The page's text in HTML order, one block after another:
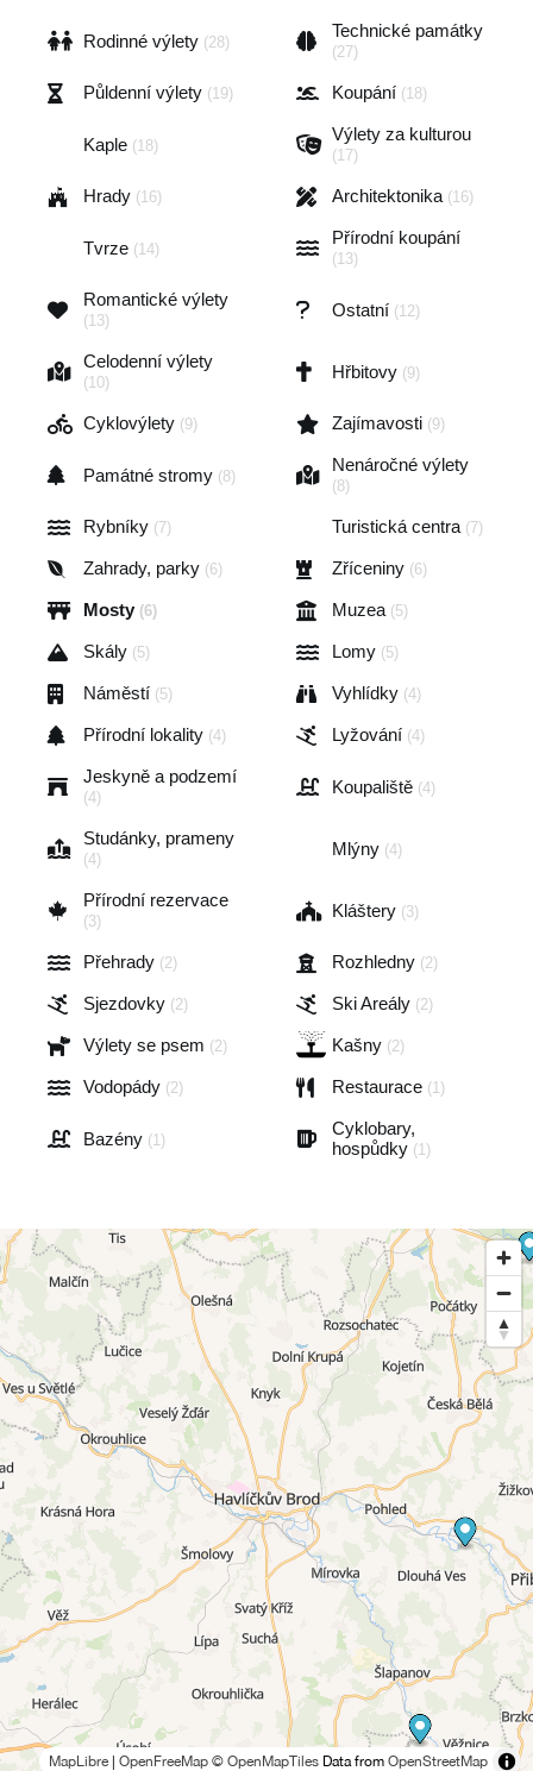
Rodinné výlety (28)
Technické památky
(27)
Půldenní výlety (19) Koupání (18)
Kaple (18)
Výlety za kulturou
(17)
Hrady (16) Architektonika (16)
Tvrze (14)
Přírodní koupání
(13)
Romantické výlety
(13)
Ostatní (12)
Celodenní výlety
(10)
Hřbitovy (9)
Cyklovýlety (9) Zajímavosti (9)
Památné stromy (8)
Nenáročné výlety
(8)
Rybníky (7) Turistická centra (7)
Zahrady, parky (6) Zříceniny (6)
Mosty (6) Muzea (5)
Skály (5) Lomy (5)
Náměstí (5) Vyhlídky (4)
Přírodní lokality (4) Lyžování (4)
Jeskyně a podzemí
(4)
Koupaliště (4)
Studánky, prameny
(4)
Mlýny (4)
Přírodní rezervace
(3)
Kláštery (3)
Přehrady (2) Rozhledny (2)
Sjezdovky (2) Ski Areály (2)
Výlety se psem (2) Kašny (2)
Vodopády (2) Restaurace (1)
Bazény (1)
Cyklobary,
hospůdky (1)
MapLibre OpenFreeMap © OpenMapTiles Data from OpenStreetMap